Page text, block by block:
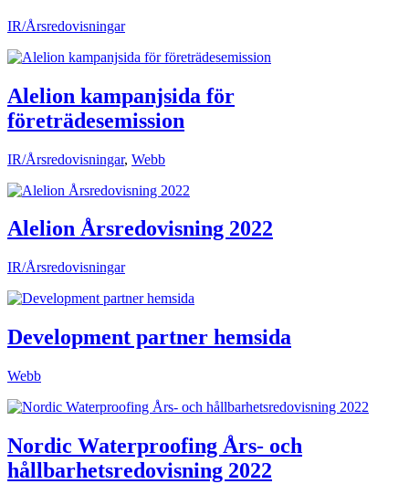
IR/Årsredovisningar
Alelion kampanjsida för
företrädesemission
IR/Årsredovisningar, Webb
Alelion Årsredovisning 2022
IR/Årsredovisningar
Development partner hemsida
Webb
Nordic Waterproofing Års- och
hållbarhetsredovisning 2022